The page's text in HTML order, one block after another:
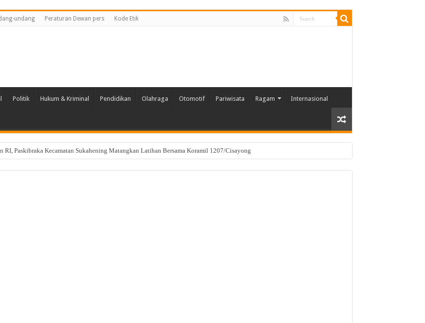
undang Peraturan Dewan pers Kode Etik
Politik Hukum & Kriminal Pendidikan Olahraga Otomotif Pariwisata Ragam Internasional
RI, Paskibraka Kecamatan Sukahening Matangkan Latihan Bersama Koramil 1207/Cisayong